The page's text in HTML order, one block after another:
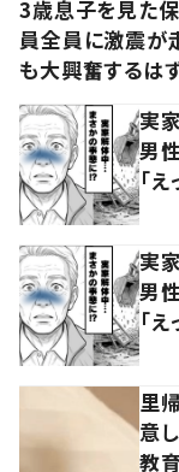
3歳息子を見た
員全員に激震が
も大興奮するはず
実
男
「え
実
男
「え
里
意
教